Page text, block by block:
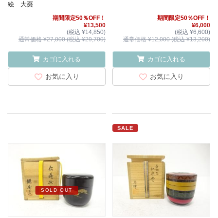
絵 大棗
期間限定50％OFF！
¥13,500
(税込 ¥14,850)
通常価格 ¥27,000 (税込 ¥29,700)
カゴに入れる
お気に入り
期間限定50％OFF！
¥6,000
(税込 ¥6,600)
通常価格 ¥12,000 (税込 ¥13,200)
カゴに入れる
お気に入り
SOLD OUT
SALE